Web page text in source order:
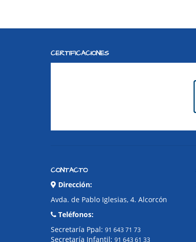
CERTIFICACIONES
CONTACTO
Dirección:
Avda. de Pablo Iglesias, 4. Alcorcón
Teléfonos:
Secretaría Ppal: 91 643 71 73
Secretaría Infantil: 91 643 61 33